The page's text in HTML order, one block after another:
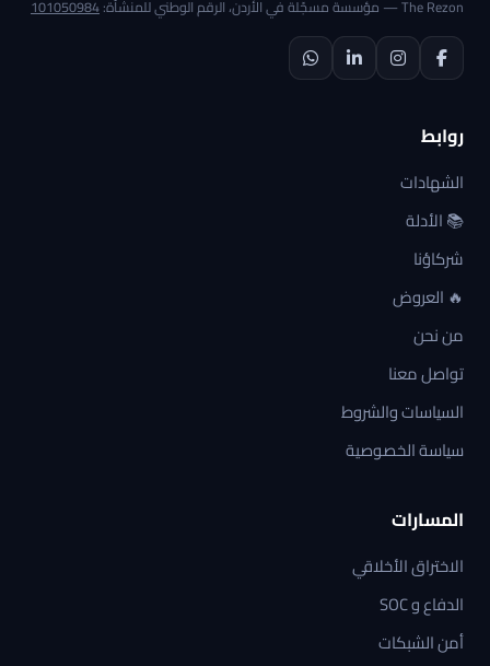
The Rezon — مؤسسة مسجّلة في الأردن، الرقم الوطني للمنشأة: 101050984
روابط
الشهادات
📚 الأدلة
شركاؤنا
🔥 العروض
من نحن
تواصل معنا
السياسات والشروط
سياسة الخصوصية
المسارات
الاختراق الأخلاقي
الدفاع و SOC
أمن الشبكات